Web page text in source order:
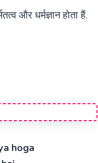
और धर्मज्ञान होता हैं.
hoga